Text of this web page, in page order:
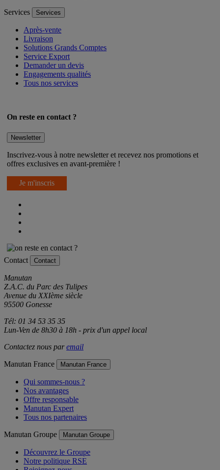
Services Services
Après-vente
Livraison
Solutions Grands Comptes
Service Export
Demander un devis
Engagements qualités
Tous nos services
On reste en contact ?
Newsletter
Inscrivez-vous à notre newsletter et recevez nos promotions et
offres exclusives en avant-première !
Je m'inscris
Contact Contact
Manutan
Z.A.C. du Parc des Tulipes
Avenue du XXIème siècle
95500 Gonesse
Tél: 01 34 53 35 35
Lun-Ven de 8h30 à 18h - prix d'un appel local
Contactez nous paremail
Manutan France Manutan France
Qui sommes-nous ?
Nos avantages
Offre responsable
Manutan Expert
Tous nos partenaires
Manutan Groupe Manutan Groupe
Découvrez le Groupe
Notre politique RSE